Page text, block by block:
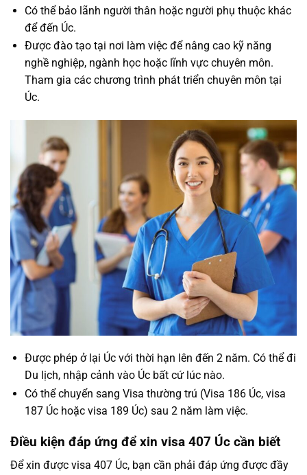
Có thể bảo lãnh người thân hoặc người phụ thuộc khác
để đến Úc.
Được đào tạo tại nơi làm việc để nâng cao kỹ năng
nghề nghiệp, ngành học hoặc lĩnh vực chuyên môn.
Tham gia các chương trình phát triển chuyên môn tại
Úc.
Được phép ở lại Úc với thời hạn lên đến 2 năm. Có thể đi
Du lịch, nhập cảnh vào Úc bất cứ lúc nào.
Có thể chuyển sang Visa thường trú (Visa 186 Úc, visa
187 Úc hoặc visa 189 Úc) sau 2 năm làm việc.
Điều kiện đáp ứng để xin visa 407 Úc cần biết
Để xin được visa 407 Úc, bạn cần phải đáp ứng được đầy